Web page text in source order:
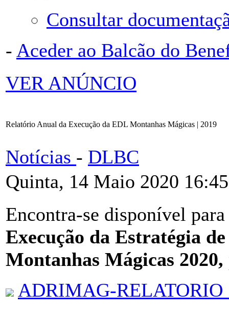
Consultar
- Aceder ao Balcão do
VER ANÚNCIO
Relatório Anual da Execução da EDL Montanhas Mágicas | 2019
Notícias - DLBC
Quinta, 14 Maio 2020 16:45
Encontra-se disponível
Execução da Estratégia
Montanhas Mágicas 2020,
ADRIMAG-